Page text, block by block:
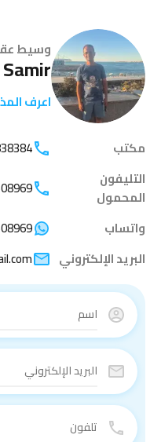
وسيط
اعرف
مكتب
التليفون
المحمول
واتساب
البريد الإلكتروني